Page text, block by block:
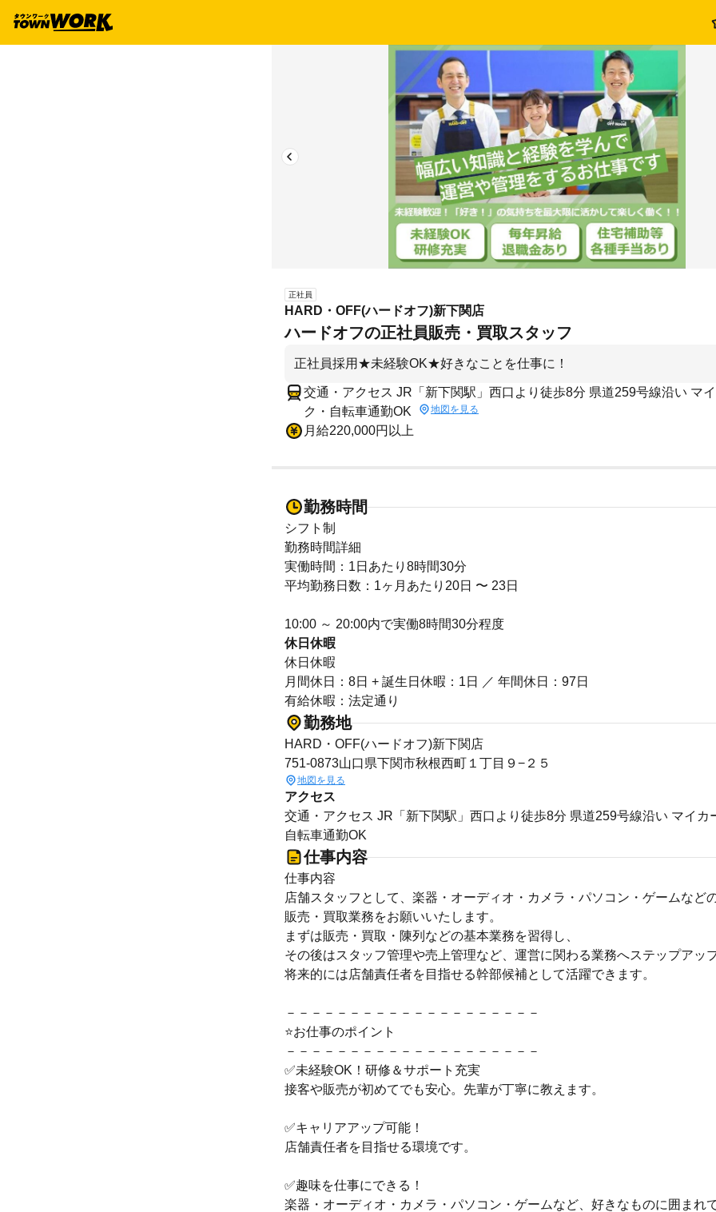
正社員
HARD・OFF(ハードオフ)新下関店
ハードオフの正社員販売・買取スタッフ
正社員採用★未経験OK★好きなことを仕事に！
交通・アクセス JR「新下関駅」西口より徒歩8分 県道259号線沿い マ
ク・自転車通勤OK
地図を見る
月給220,000円以上
勤務時間
シフト制
勤務時間詳細
実働時間：1日あたり8時間30分
平均勤務日数：1ヶ月あたり20日 〜 23日
10:00 ～ 20:00内で実働8時間30分程度
休日休暇
休日休暇
月間休日：8日 + 誕生日休暇：1日 ／ 年間休日：97日
有給休暇：法定通り
勤務地
HARD・OFF(ハードオフ)新下関店
751-0873山口県下関市秋根西町１丁目９−２５
地図を見る
アクセス
交通・アクセス JR「新下関駅」西口より徒歩8分 県道259号線沿い マイカ
自転車通勤OK
仕事内容
仕事内容
店舗スタッフとして、楽器・オーディオ・カメラ・パソコン・ゲームなど
販売・買取業務をお願いいたします。
まずは販売・買取・陳列などの基本業務を習得し、
その後はスタッフ管理や売上管理など、運営に関わる業務へステップアッ
将来的には店舗責任者を目指せる幹部候補として活躍できます。
－－－－－－－－－－－－－－－－－－－－
⭐お仕事のポイント
－－－－－－－－－－－－－－－－－－－－
✅未経験OK！研修＆サポート充実
接客や販売が初めてでも安心。先輩が丁寧に教えます。
✅キャリアアップ可能！
店舗責任者を目指せる環境です。
✅趣味を仕事にできる！
楽器・オーディオ・カメラ・パソコン・ゲームなど、好きなものに囲まれ